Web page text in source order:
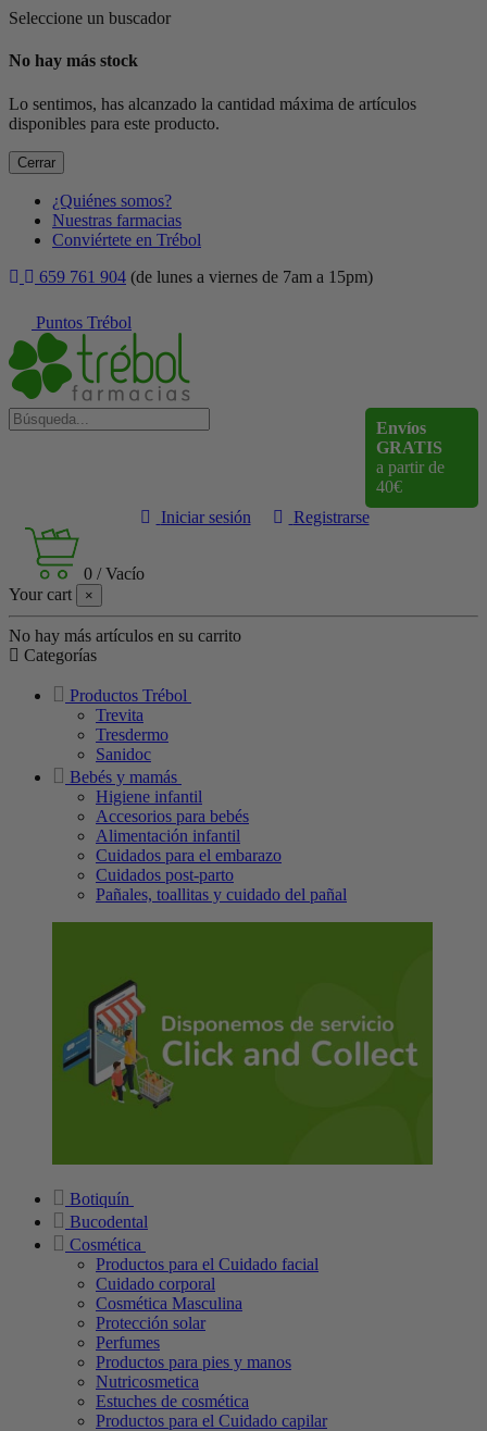
Seleccione un buscador
No hay más stock
Lo sentimos, has alcanzado la cantidad máxima de artículos
disponibles para este producto.
Cerrar
¿Quiénes somos?
Nuestras farmacias
Conviértete en Trébol
659 761 904 (de lunes a viernes de 7am a 15pm)
Puntos Trébol
Envíos
GRATIS
a partir de
40€
Iniciar sesión
Registrarse
0 /Vacío
Your cart
×
No hay más artículos en su carrito
Categorías
Productos Trébol
Trevita
Tresdermo
Sanidoc
Bebés y mamás
Higiene infantil
Accesorios para bebés
Alimentación infantil
Cuidados para el embarazo
Cuidados post-parto
Pañales, toallitas y cuidado del pañal
Botiquín
Bucodental
Cosmética
Productos para el Cuidado facial
Cuidado corporal
Cosmética Masculina
Protección solar
Perfumes
Productos para pies y manos
Nutricosmetica
Estuches de cosmética
Productos para el Cuidado capilar